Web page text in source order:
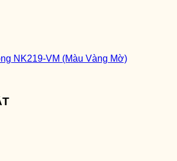
NK219-VM (Màu Vàng Mờ)